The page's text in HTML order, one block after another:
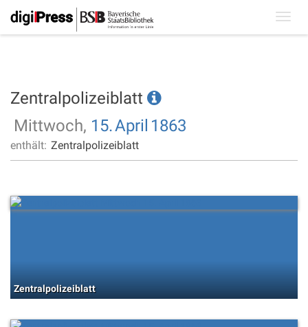
Zentralpolizeiblatt
Mittwoch, 15.April 1863
enthält: Zentralpolizeiblatt
Zentralpolizeiblatt